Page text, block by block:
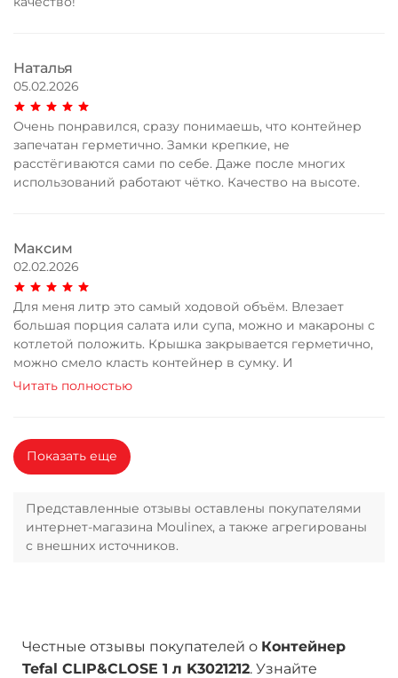
Наталья
05.02.2026
Очень понравился, сразу понимаешь, что контейнер
запечатан герметично. Замки крепкие, не
расстёгиваются сами по себе. Даже после многих
использований работают чётко. Качество на высоте.
Максим
02.02.2026
Для меня литр это самый ходовой объём. Влезает
большая порция салата или супа, можно и макароны с
котлетой положить. Крышка закрывается герметично,
можно смело класть контейнер в сумку. И
Читать полностью
Показать еще
Представленные отзывы оставлены покупателями
интернет-магазина Moulinex, а также агрегированы
с внешних источников.
Честные отзывы покупателей о Контейнер
Tefal CLIP&CLOSE 1 л K3021212. Узнайте